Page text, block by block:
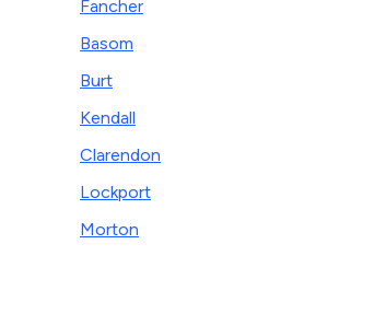
Fancher
Basom
Burt
Kendall
Clarendon
Lockport
Morton